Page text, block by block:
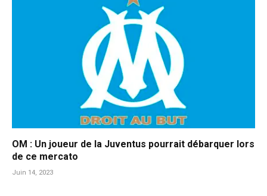
OM : Un joueur de la Juventus pourrait débarquer lors
de ce mercato
Juin 14, 2023